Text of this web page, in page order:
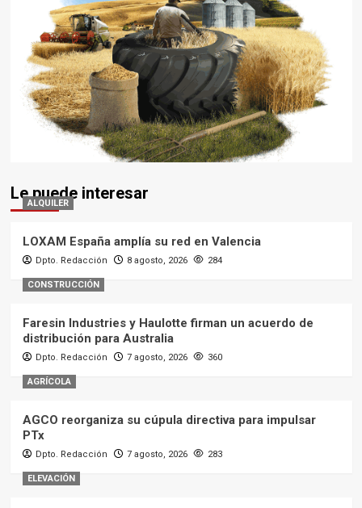
Le puede interesar
ALQUILER
LOXAM España amplía su red en Valencia
Dpto. Redacción 8 agosto, 2026 284
CONSTRUCCIÓN
Faresin Industries y Haulotte firman un acuerdo de
distribución para Australia
Dpto. Redacción 7 agosto, 2026 360
AGRÍCOLA
AGCO reorganiza su cúpula directiva para impulsar
PTx
Dpto. Redacción 7 agosto, 2026 283
ELEVACIÓN